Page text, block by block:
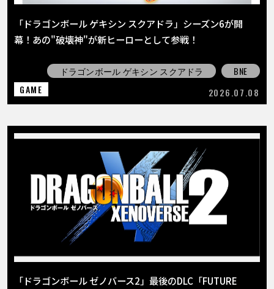
「ドラゴンボール ゲキシン スクアドラ」シーズン6が開
幕！あの"破壊神"が新ヒーローとして参戦！
ドラゴンボール ゲキシン スクアドラ
BNE
GAME
2026.07.08
「ドラゴンボール ゼノバース2」最後のDLC「FUTURE